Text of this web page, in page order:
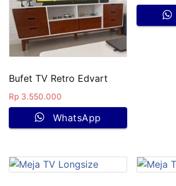
Bufet TV Retro Edvart
Rp 3.550.000
WhatsApp